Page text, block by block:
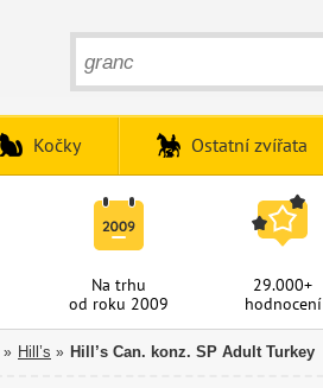
Kočky Ostatní zvířata
Na trhu
od roku 2009
29.000+
hodnocení
» Hill’s » Hill’s Can. konz. SP Adult Turkey